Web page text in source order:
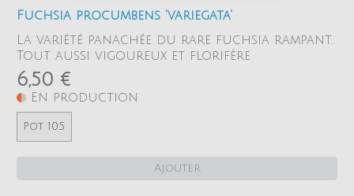
Fuchsia procumbens 'variegata'
La variété panachée du rare fuchsia rampant.
Tout aussi vigoureux et florifère
6,50 €
En production
Pot 10.5
Ajouter